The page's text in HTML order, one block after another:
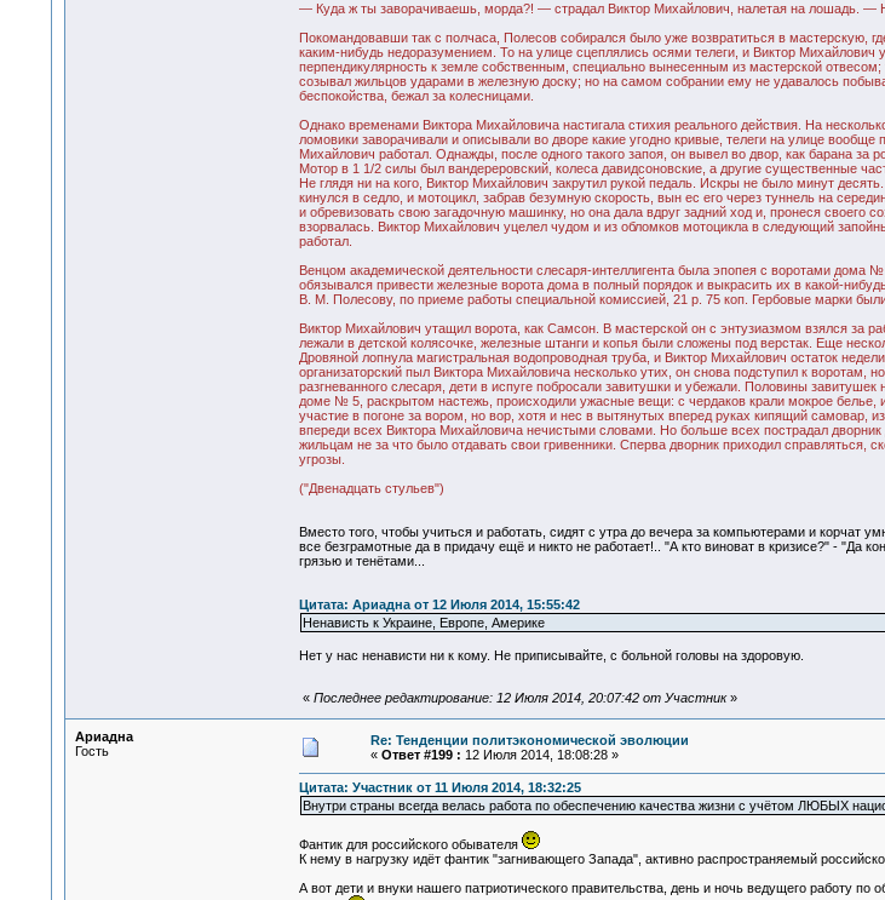
— Куда ж ты заворачиваешь, морда?! — страдал Виктор Михайлович, налетая на лошадь. —
Покомандовавши так с полчаса, Полесов собирался было уже возвратиться в мастерскую,
каким-нибудь недоразумением. То на улице сцеплялись осями телеги, и Виктор
перпендикулярность к земле собственным, специально вынесенным из мастерской
созывал жильцов ударами в железную доску; но на самом собрании ему не удавалось
беспокойства, бежал за колесницами.
Однако временами Виктора Михайловича настигала стихия реального действия. На
ломовики заворачивали и описывали во дворе какие угодно кривые, телеги на улице
Михайлович работал. Однажды, после одного такого запоя, он вывел во двор, как барана
Мотор в 1 1/2 силы был вандереровский, колеса давидсоновские, а другие существенные
Не глядя ни на кого, Виктор Михайлович закрутил рукой педаль. Искры не было минут
кинулся в седло, и мотоцикл, забрав безумную скорость, вын ес его через туннель на
и обревизовать свою загадочную машинку, но она дала вдруг задний ход и, пронеся своего
взорвалась. Виктор Михайлович уцелел чудом и из обломков мотоцикла в следующий
работал.
Венцом академической деятельности слесаря-интеллигента была эпопея с воротами
обязывался привести железные ворота дома в полный порядок и выкрасить их в какой-
В. М. Полесову, по приеме работы специальной комиссией, 21 р. 75 коп. Гербовые марки
Виктор Михайлович утащил ворота, как Самсон. В мастерской он с энтузиазмом взялся за
лежали в детской колясочке, железные штанги и копья были сложены под верстак. Еще
Дровяной лопнула магистральная водопроводная труба, и Виктор Михайлович остаток
организаторский пыл Виктора Михайловича несколько утих, он снова подступил к
разгневанного слесаря, дети в испуге побросали завитушки и убежали. Половины
доме № 5, раскрытом настежь, происходили ужасные вещи: с чердаков крали мокрое
участие в погоне за вором, но вор, хотя и нес в вытянутых вперед руках кипящий самовар,
впереди всех Виктора Михайловича нечистыми словами. Но больше всех пострадал
жильцам не за что было отдавать свои гривенники. Сперва дворник приходил
угрозы.
("Двенадцать стульев")
Вместо того, чтобы учиться и работать, сидят с утра до вечера за компьютерами и корчат
все безграмотные да в придачу ещё и никто не работает!.. "А кто виноват в кризисе?" - "Да
грязью и тенётами...
Цитата: Ариадна от 12 Июля 2014, 15:55:42
Ненависть к Украине, Европе, Америке
Нет у нас ненависти ни к кому. Не приписывайте, с больной головы на здоровую.
« Последнее редактирование: 12 Июля 2014, 20:07:42 от Участник»
Ариадна
Гость
Re: Тенденции политэкономической эволюции
« Ответ #199 : 12 Июля 2014, 18:08:28 »
Цитата: Участник от 11 Июля 2014, 18:32:25
Внутри страны всегда велась работа по обеспечению качества жизни с учётом ЛЮБЫХ
Фантик для российского обывателя
К нему в нагрузку идёт фантик "загнивающего Запада", активно распространяемый
А вот дети и внуки нашего патриотического правительства, день и ночь ведущего работу